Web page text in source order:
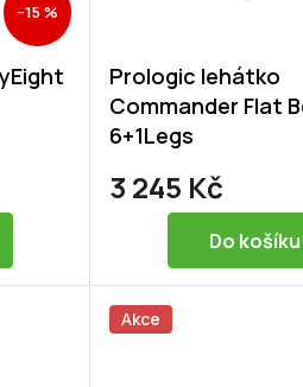
–15 %
Prologic lehátko
Commander Flat
6+1Legs
3 245 Kč
Do košíku
Akce